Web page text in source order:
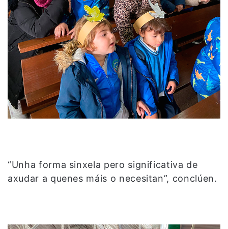
“Unha forma sinxela pero significativa de
axudar a quenes máis o necesitan”, conclúen.